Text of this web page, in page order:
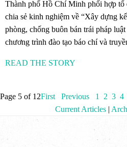
Thành phố Hồ Chí Minh phối hợp tổ
chia sẻ kinh nghiệm về “Xây dựng
phòng, chống buôn bán trái pháp
chương trình đào tạo báo chí và
READ THE STORY
Page 5 of 12First Previous 1 2 3 4
Current Articles|